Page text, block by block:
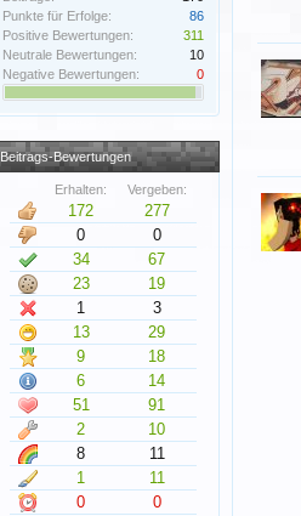
Punkte für Erfolge:
86
Positive Bewertungen:
311
Neutrale Bewertungen:
10
Negative Bewertungen:
0
Beitrags-Bewertungen
Erhalten: Vergeben:
172
277
0
0
34
67
23
19
1
3
13
29
9
18
6
14
51
91
2
10
8
11
1
11
0
0